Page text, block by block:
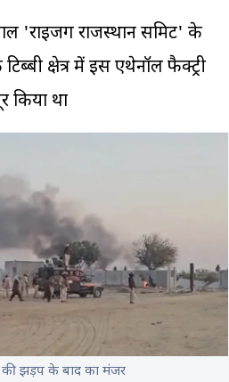
'राइजिंग राजस्थान समिट' के
क्षेत्र में इस एथेनॉल फैक्ट्री
किया था
झड़प के बाद का मंजर